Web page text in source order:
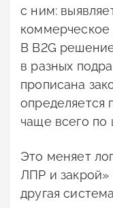
с ним:
В B2G
в разных
прописана
определяется
чаще всего по
Это меняет
ЛПР и закрой»
другая